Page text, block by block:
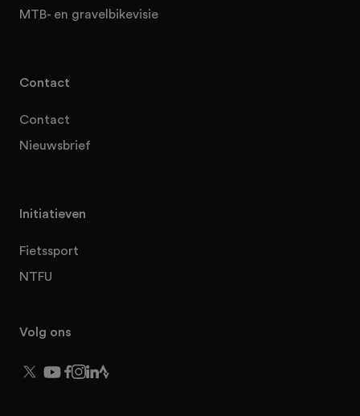
MTB- en gravelbikevisie
Contact
Contact
Nieuwsbrief
Initiatieven
Fietssport
NTFU
Volg ons